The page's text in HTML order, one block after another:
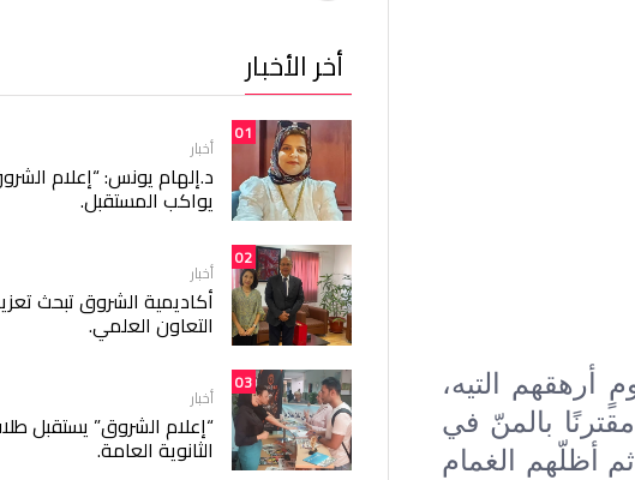
أرهقهم التيه،
بالمنّ في
أظلّهم الغمام
أخر الأخبار
01
أخبار
د.إلهام يونس: “إعلام
يواكب المستقبل.
02
أخبار
أكاديمية الشروق تبحث
التعاون العلمي.
03
أخبار
“إعلام الشروق” يستقبل
الثانوية العامة.